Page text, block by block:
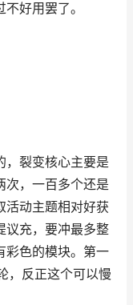
好用罢了。
裂变核心主要是
次，一百多个还是
活动主题相对好获
议充，要冲最多整
彩色的模块。第一
，反正这个可以慢